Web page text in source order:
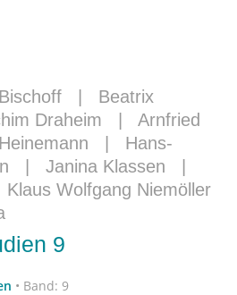
Beatrix
Draheim
Arnfried
Hans-
Janina Klassen
Klaus Wolfgang Niemöller
9
• Band: 9